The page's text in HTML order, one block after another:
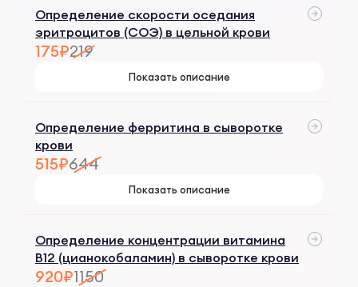
Определение скорости оседания
эритроцитов (СОЭ) в цельной крови
175₽219
Показать описание
Определение ферритина в сыворотке
крови
515₽644
Показать описание
Определение концентрации витамина
B12 (цианокобаламин) в сыворотке крови
920₽1150